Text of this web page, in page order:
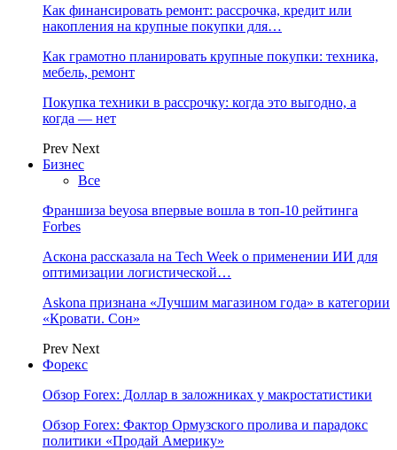
Как финансировать ремонт: рассрочка, кредит или
накопления на крупные покупки для…
Как грамотно планировать крупные покупки: техника,
мебель, ремонт
Покупка техники в рассрочку: когда это выгодно, а
когда — нет
Prev Next
Бизнес
Все
Франшиза beyosa впервые вошла в топ-10 рейтинга
Forbes
Аскона рассказала на Tech Week о применении ИИ для
оптимизации логистической…
Askona признана «Лучшим магазином года» в категории
«Кровати. Сон»
Prev Next
Форекс
Обзор Forex: Доллар в заложниках у макростатистики
Обзор Forex: Фактор Ормузского пролива и парадокс
политики «Продай Америку»